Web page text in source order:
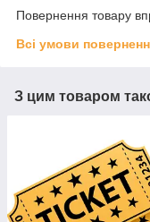
Повернення товару
Всі умови
З цим товаром